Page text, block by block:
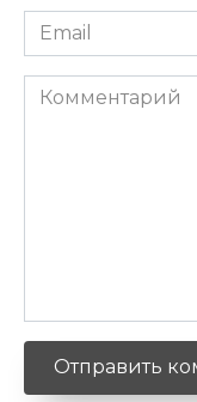
Email
*
Комментарий